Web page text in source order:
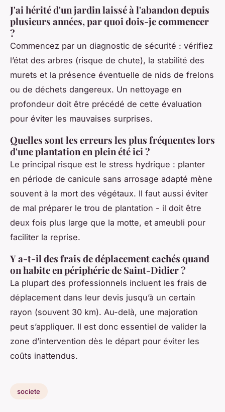
J'ai hérité d'un jardin laissé à l'abandon depuis
plusieurs années, par quoi dois-je commencer
?
Commencez par un diagnostic de sécurité : vérifiez
l’état des arbres (risque de chute), la stabilité des
murets et la présence éventuelle de nids de frelons
ou de déchets dangereux. Un nettoyage en
profondeur doit être précédé de cette évaluation
pour éviter les mauvaises surprises.
Quelles sont les erreurs les plus fréquentes lors
d'une plantation en plein été ici ?
Le principal risque est le stress hydrique : planter
en période de canicule sans arrosage adapté mène
souvent à la mort des végétaux. Il faut aussi éviter
de mal préparer le trou de plantation - il doit être
deux fois plus large que la motte, et ameubli pour
faciliter la reprise.
Y a-t-il des frais de déplacement cachés quand
on habite en périphérie de Saint-Didier ?
La plupart des professionnels incluent les frais de
déplacement dans leur devis jusqu’à un certain
rayon (souvent 30 km). Au-delà, une majoration
peut s’appliquer. Il est donc essentiel de valider la
zone d’intervention dès le départ pour éviter les
coûts inattendus.
societe